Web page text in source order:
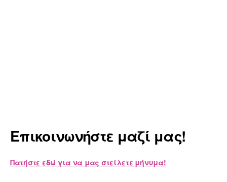
Επικοινωνήστε μαζί μας!
Πατήστε εδώ για να μας στείλετε μήνυμα!